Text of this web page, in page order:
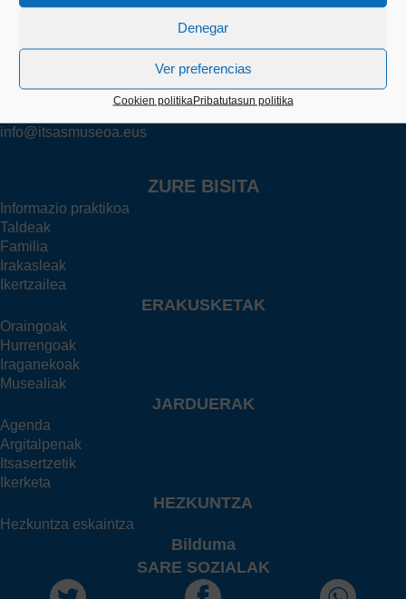
Denegar
Ver preferencias
Cookien politikaPribatutasun politika
info@itsasmuseoa.eus
ZURE BISITA
Informazio praktikoa
Taldeak
Familia
Irakasleak
Ikertzailea
ERAKUSKETAK
Oraingoak
Hurrengoak
Iraganekoak
Musealiak
JARDUERAK
Agenda
Argitalpenak
Itsasertzetik
Ikerketa
HEZKUNTZA
Hezkuntza eskaintza
Bilduma
SARE SOZIALAK